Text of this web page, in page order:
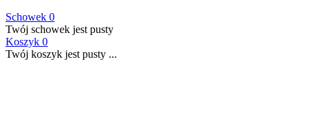
Schowek 0
Twój schowek jest pusty
Koszyk 0
Twój koszyk jest pusty ...